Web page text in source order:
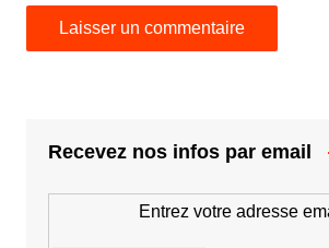
Recevez nos infos par email
Entrez votre adresse